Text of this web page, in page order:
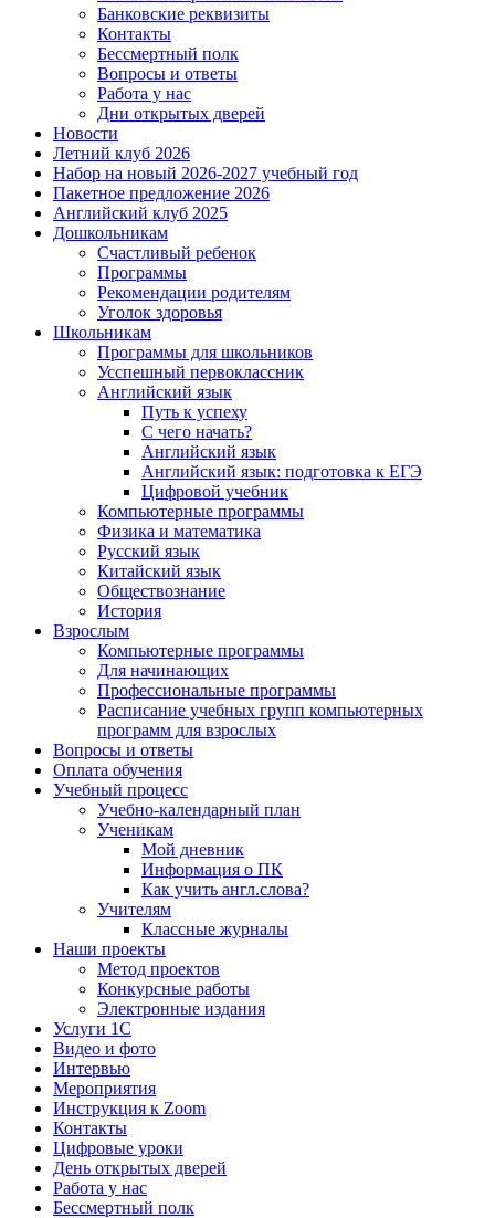
Банковские реквизиты
Контакты
Бессмертный полк
Вопросы и ответы
Работа у нас
Дни открытых дверей
Новости
Летний клуб 2026
Набор на новый 2026-2027 учебный год
Пакетное предложение 2026
Английский клуб 2025
Дошкольникам
Счастливый ребенок
Программы
Рекомендации родителям
Уголок здоровья
Школьникам
Программы для школьников
Усспешный первоклассник
Английский язык
Путь к успеху
С чего начать?
Английский язык
Английский язык: подготовка к ЕГЭ
Цифровой учебник
Компьютерные программы
Физика и математика
Русский язык
Китайский язык
Обществознание
История
Взрослым
Компьютерные программы
Для начинающих
Профессиональные программы
Расписание учебных групп компьютерных
программ для взрослых
Вопросы и ответы
Оплата обучения
Учебный процесс
Учебно-календарный план
Ученикам
Мой дневник
Информация о ПК
Как учить англ.слова?
Учителям
Классные журналы
Наши проекты
Метод проектов
Конкурсные работы
Электронные издания
Услуги 1C
Видео и фото
Интервью
Мероприятия
Инструкция к Zoom
Контакты
Цифровые уроки
День открытых дверей
Работа у нас
Бессмертный полк